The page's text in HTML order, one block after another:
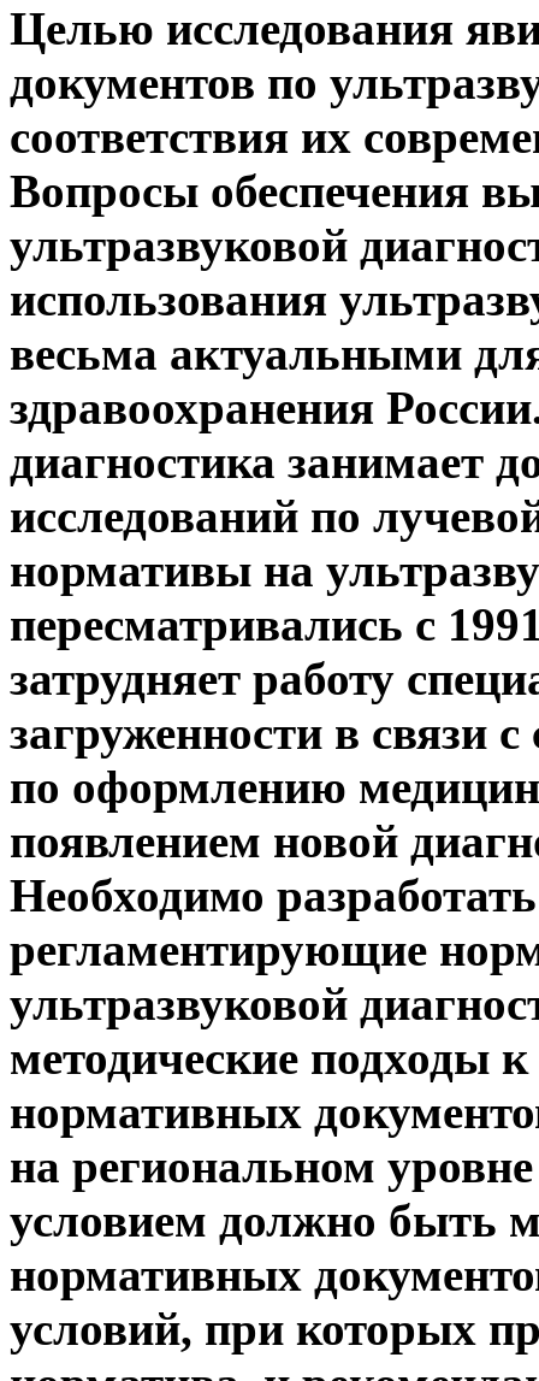
Целью исследования
документов по
соответствия их
Вопросы обеспечения
ультразвуковой
использования
весьма актуальными
здравоохранения
диагностика занимает
исследований по
нормативы на
пересматривались с
затрудняет работу
загруженности в связи
по оформлению
появлением новой
Необходимо
регламентирующие
ультразвуковой
методические подходы
нормативных
на региональном
условием должно быть
нормативных
условий, при которых